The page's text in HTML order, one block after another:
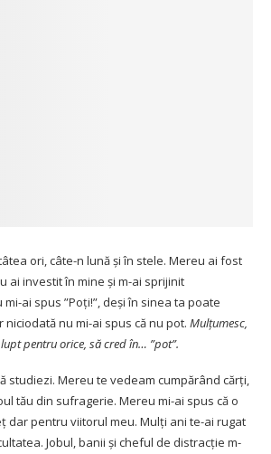
ori, câte-n lună și în stele. Mereu ai fost
ai investit în mine și m-ai sprijinit
ai spus ”Poți!”, deși în sinea ta poate
niciodată nu mi-ai spus că nu pot. Mulțumesc,
pentru orice, să cred în… ”pot”.
studiezi. Mereu te vedeam cumpărând cărți,
tău din sufragerie. Mereu mi-ai spus că o
dar pentru viitorul meu. Mulți ani te-ai rugat
Jobul, banii și cheful de distracție m-